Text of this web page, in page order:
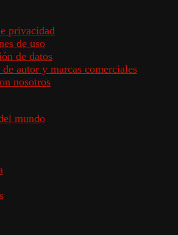
privacidad
de uso
de datos
de autor y marcas comerciales
nosotros
mundo